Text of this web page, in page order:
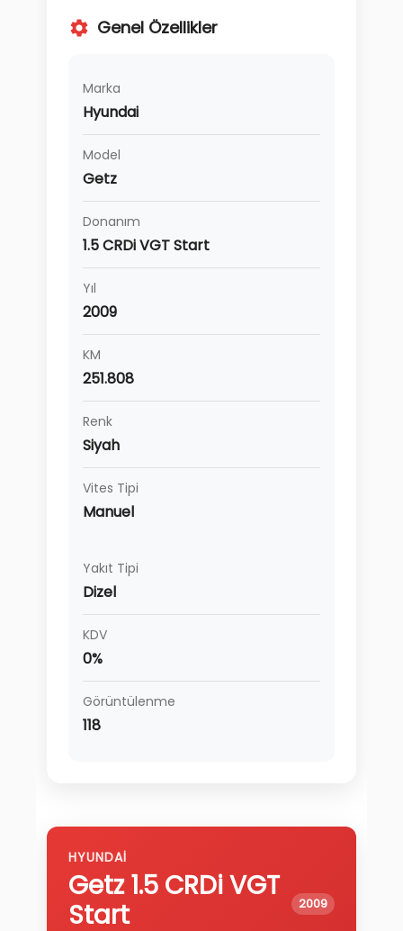
Genel Özellikler
Marka
Hyundai
Model
Getz
Donanım
1.5 CRDi VGT Start
Yıl
2009
KM
251.808
Renk
Siyah
Vites Tipi
Manuel
Yakıt Tipi
Dizel
KDV
0%
Görüntülenme
118
HYUNDAI
Getz1.5 CRDi VGT
Start
2009